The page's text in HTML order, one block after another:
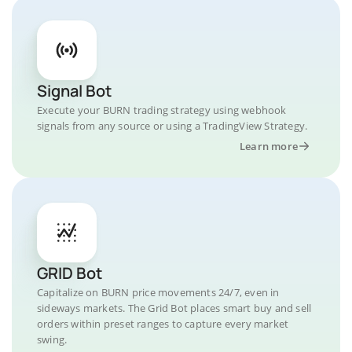
Signal Bot
Execute your BURN trading strategy using webhook
signals from any source or using a TradingView Strategy.
Learn more
GRID Bot
Capitalize on BURN price movements 24/7, even in
sideways markets. The Grid Bot places smart buy and sell
orders within preset ranges to capture every market
swing.